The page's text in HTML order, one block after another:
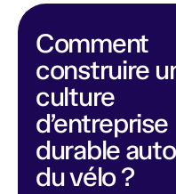
Comment
construire
culture
d’entreprise
durable
du vélo ?